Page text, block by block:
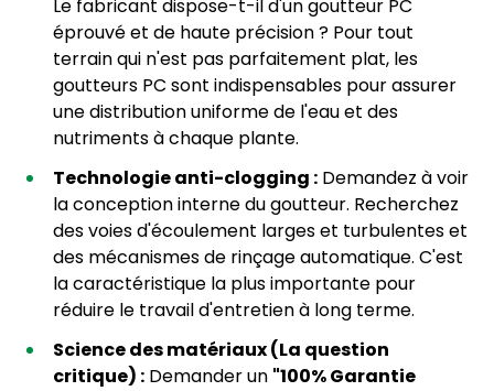
Le fabricant dispose-t-il d'un goutteur PC
éprouvé et de haute précision ? Pour tout
terrain qui n'est pas parfaitement plat, les
goutteurs PC sont indispensables pour assurer
une distribution uniforme de l'eau et des
nutriments à chaque plante.
Technologie anti-clogging : Demandez à voir
la conception interne du goutteur. Recherchez
des voies d'écoulement larges et turbulentes et
des mécanismes de rinçage automatique. C'est
la caractéristique la plus importante pour
réduire le travail d'entretien à long terme.
Science des matériaux (La question
critique) : Demander un "100% Garantie